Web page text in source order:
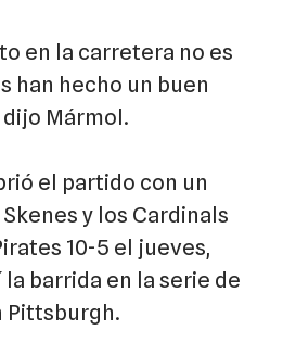
en la carretera no es
han hecho un buen
Mármol.
el partido con un
y los Cardinals
10-5 el jueves,
barrida en la serie de
Pittsburgh.